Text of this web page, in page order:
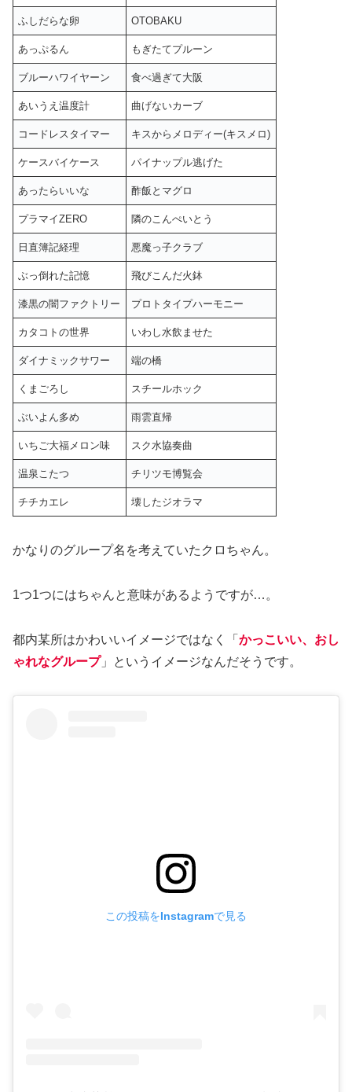
ふしだらな卵 OTOBAKU
あっぷるん もぎたてプルーン
ブルーハワイヤーン 食べ過ぎて大阪
あいうえ温度計 曲げないカーブ
コードレスタイマー キスからメロディー(キスメロ)
ケースバイケース パイナップル逃げた
あったらいいな 酢飯とマグロ
プラマイZERO 隣のこんぺいとう
日直簿記経理 悪魔っ子クラブ
ぶっ倒れた記憶 飛びこんだ火鉢
漆黒の闇ファクトリー プロトタイプハーモニー
カタコトの世界 いわし水飲ませた
ダイナミックサワー 端の橋
くまごろし スチールホック
ぶいよん多め 雨雲直帰
いちご大福メロン味 スク水協奏曲
温泉こたつ チリツモ博覧会
チチカエレ 壊したジオラマ
かなりのグループ名を考えていたクロちゃん。
1つ1つにはちゃんと意味があるようですが…。
都内某所はかわいいイメージではなく「 かっこいい、おし
ゃれなグループ」というイメージなんだそうです。
この投稿をInstagramで見る